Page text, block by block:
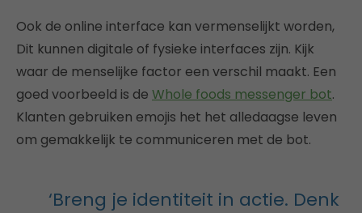
Ook de online interface kan vermenselijkt worden,
Dit kunnen digitale of fysieke interfaces zijn. Kijk
waar de menselijke factor een verschil maakt. Een
goed voorbeeld is de Whole foods messenger bot.
Klanten gebruiken emojis het het alledaagse leven
om gemakkelijk te communiceren met de bot.
‘Breng je identiteit in actie. Denk